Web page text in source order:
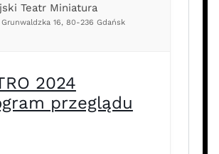
Teatr Miniatura
Grunwaldzka 16, 80-236 Gdańsk
2024
przeglądu